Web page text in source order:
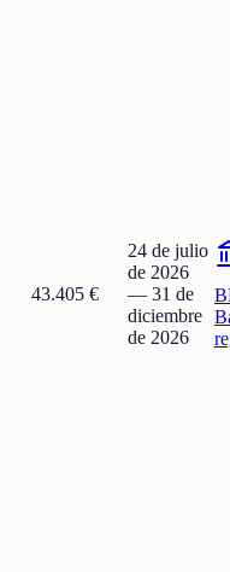
43.405 €
24 de julio
de 2026
— 31 de
diciembre
de 2026